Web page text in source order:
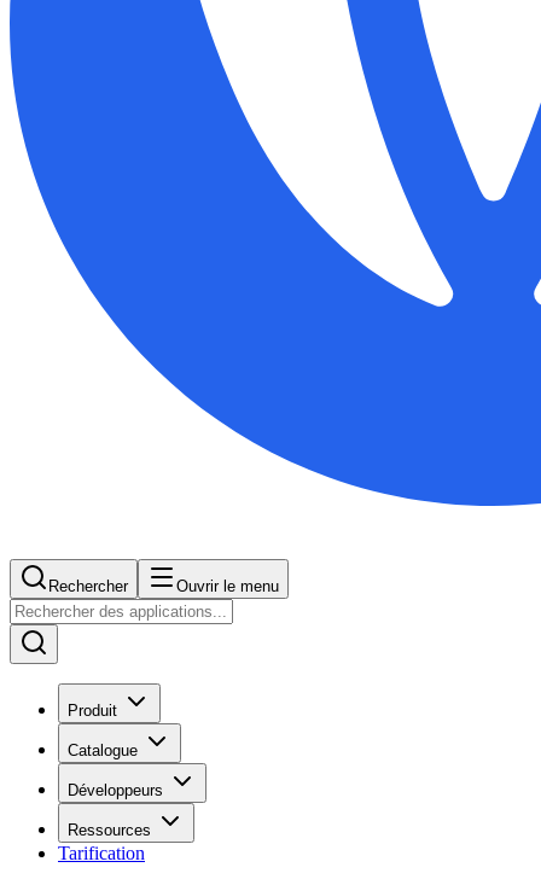
Rechercher Ouvrir le menu
Produit
Catalogue
Développeurs
Ressources
Tarification